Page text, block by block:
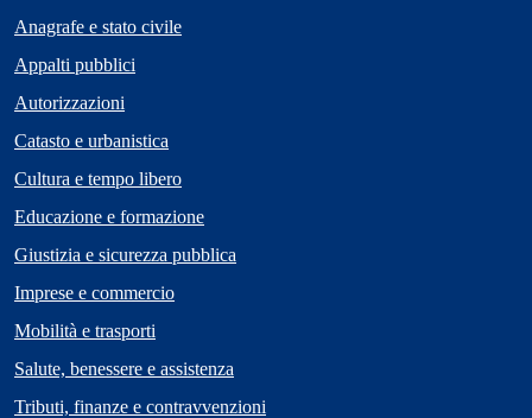
Anagrafe e stato civile
Appalti pubblici
Autorizzazioni
Catasto e urbanistica
Cultura e tempo libero
Educazione e formazione
Giustizia e sicurezza pubblica
Imprese e commercio
Mobilità e trasporti
Salute, benessere e assistenza
Tributi, finanze e contravvenzioni